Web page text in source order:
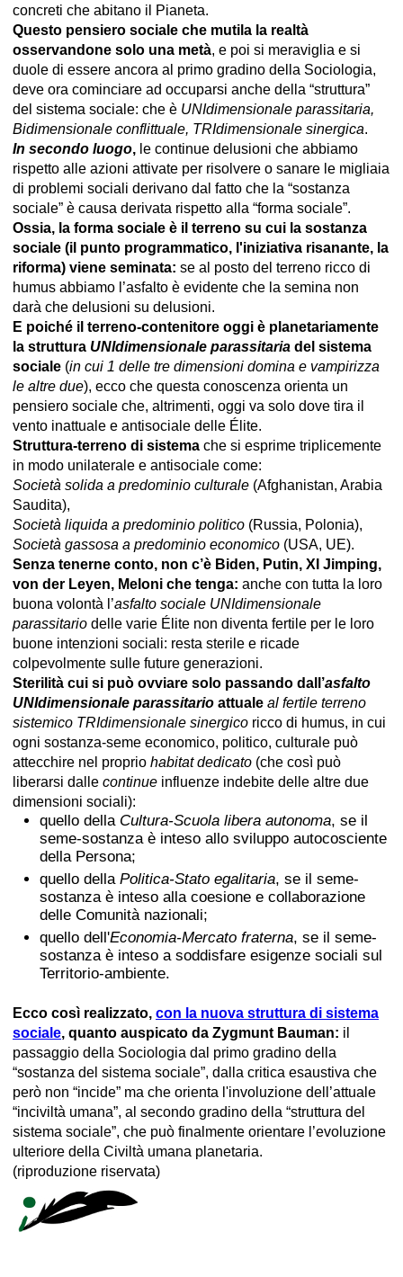
concreti che abitano il Pianeta.
Questo pensiero sociale che mutila la realtà
osservandone solo una metà, e poi si meraviglia e si
duole di essere ancora al primo gradino della Sociologia,
deve ora cominciare ad occuparsi anche della “struttura”
del sistema sociale: che è UNIdimensionale parassitaria,
Bidimensionale conflittuale, TRIdimensionale sinergica.
In secondo luogo, le continue delusioni che abbiamo
rispetto alle azioni attivate per risolvere o sanare le migliaia
di problemi sociali derivano dal fatto che la “sostanza
sociale” è causa derivata rispetto alla “forma sociale”.
Ossia, la forma sociale è il terreno su cui la sostanza
sociale (il punto programmatico, l'iniziativa risanante, la
riforma) viene seminata: se al posto del terreno ricco di
humus abbiamo l’asfalto è evidente che la semina non
darà che delusioni su delusioni.
E poiché il terreno-contenitore oggi è planetariamente
la struttura UNIdimensionale parassitaria del sistema
sociale (in cui 1 delle tre dimensioni domina e vampirizza
le altre due), ecco che questa conoscenza orienta un
pensiero sociale che, altrimenti, oggi va solo dove tira il
vento inattuale e antisociale delle Élite.
Struttura-terreno di sistema che si esprime triplicemente
in modo unilaterale e antisociale come:
Società solida a predominio culturale (Afghanistan, Arabia
Saudita),
Società liquida a predominio politico (Russia, Polonia),
Società gassosa a predominio economico (USA, UE).
Senza tenerne conto, non c’è Biden, Putin, XI Jimping,
von der Leyen, Meloni che tenga: anche con tutta la loro
buona volontà l’asfalto sociale UNIdimensionale
parassitario delle varie Élite non diventa fertile per le loro
buone intenzioni sociali: resta sterile e ricade
colpevolmente sulle future generazioni.
Sterilità cui si può ovviare solo passando dall’asfalto
UNIdimensionale parassitario attuale al fertile terreno
sistemico TRIdimensionale sinergico ricco di humus, in cui
ogni sostanza-seme economico, politico, culturale può
attecchire nel proprio habitat dedicato (che così può
liberarsi dalle continue influenze indebite delle altre due
dimensioni sociali):
quello della Cultura-Scuola libera autonoma, se il
seme-sostanza è inteso allo sviluppo autocosciente
della Persona;
quello della Politica-Stato egalitaria, se il seme-
sostanza è inteso alla coesione e collaborazione
delle Comunità nazionali;
quello dell'Economia-Mercato fraterna, se il seme-
sostanza è inteso a soddisfare esigenze sociali sul
Territorio-ambiente.
Ecco così realizzato, con la nuova struttura di sistema
sociale, quanto auspicato da Zygmunt Bauman: il
passaggio della Sociologia dal primo gradino della
“sostanza del sistema sociale”, dalla critica esaustiva che
però non “incide” ma che orienta l'involuzione dell’attuale
“inciviltà umana”, al secondo gradino della “struttura del
sistema sociale”, che può finalmente orientare l’evoluzione
ulteriore della Civiltà umana planetaria.
(riproduzione riservata)